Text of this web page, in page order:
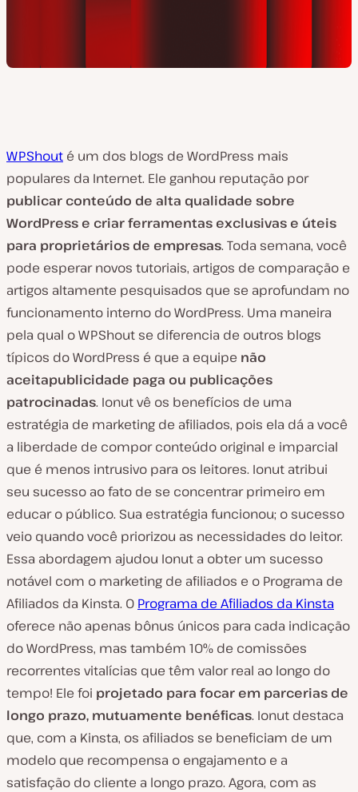
WPShout é um dos blogs de WordPress mais
populares da Internet. Ele ganhou reputação por
publicar conteúdo de alta qualidade sobre
WordPress e criar ferramentas exclusivas e úteis
para proprietários de empresas. Toda semana, você
pode esperar novos tutoriais, artigos de comparação e
artigos altamente pesquisados que se aprofundam no
funcionamento interno do WordPress. Uma maneira
pela qual o WPShout se diferencia de outros blogs
típicos do WordPress é que a equipe não
aceitapublicidade paga ou publicações
patrocinadas. Ionut vê os benefícios de uma
estratégia de marketing de afiliados, pois ela dá a você
a liberdade de compor conteúdo original e imparcial
que é menos intrusivo para os leitores. Ionut atribui
seu sucesso ao fato de se concentrar primeiro em
educar o público. Sua estratégia funcionou; o sucesso
veio quando você priorizou as necessidades do leitor.
Essa abordagem ajudou Ionut a obter um sucesso
notável com o marketing de afiliados e o Programa de
Afiliados da Kinsta. O Programa de Afiliados da Kinsta
oferece não apenas bônus únicos para cada indicação
do WordPress, mas também 10% de comissões
recorrentes vitalícias que têm valor real ao longo do
tempo! Ele foi projetado para focar em parcerias de
longo prazo, mutuamente benéficas. Ionut destaca
que, com a Kinsta, os afiliados se beneficiam de um
modelo que recompensa o engajamento e a
satisfação do cliente a longo prazo. Agora, com as